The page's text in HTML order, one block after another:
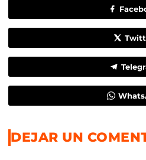
DEJAR UN